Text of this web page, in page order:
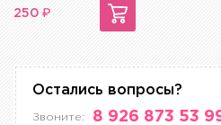
250 ₽
Остались вопросы?
Звоните: 8 926 873 53